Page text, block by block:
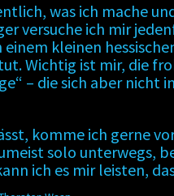
was ich mache
versuche ich mir
kleinen
Wichtig ist mir, die
– die sich aber
komme ich gerne
solo unterwegs,
ich es mir leisten,